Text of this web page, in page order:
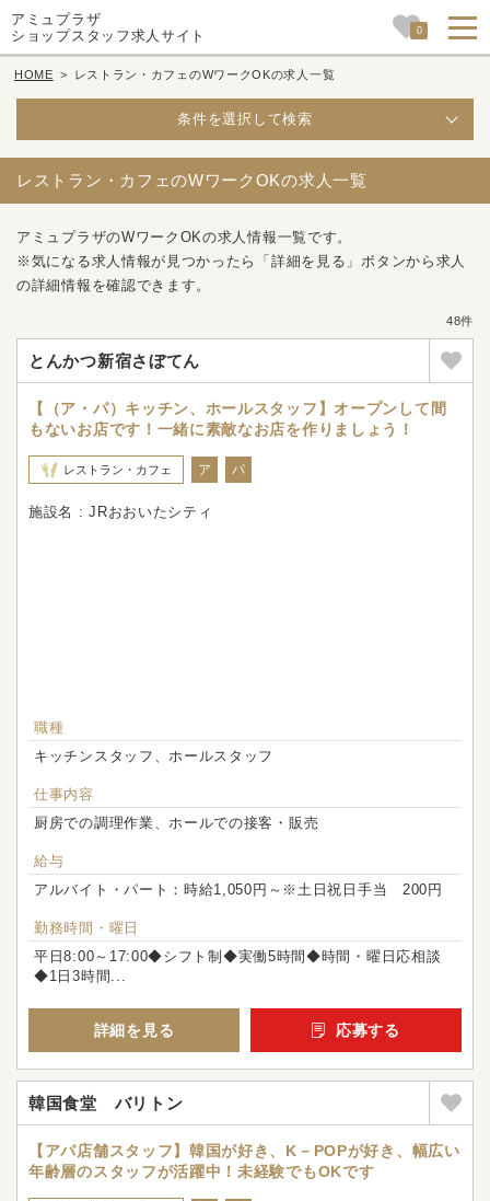
アミュプラザ
ショップスタッフ求人サイト
0
HOME > レストラン・カフェのWワークOKの求人一覧
条件を選択して検索
レストラン・カフェのWワークOKの求人一覧
アミュプラザのWワークOKの求人情報一覧です。
※気になる求人情報が見つかったら「詳細を見る」ボタンから求人
の詳細情報を確認できます。
48件
とんかつ新宿さぼてん
【（ア・パ）キッチン、ホールスタッフ】オープンして間
もないお店です！一緒に素敵なお店を作りましょう！
レストラン・カフェ ア パ
施設名 : JRおおいたシティ
職種
キッチンスタッフ、ホールスタッフ
仕事内容
厨房での調理作業、ホールでの接客・販売
給与
アルバイト・パート：時給1,050円～※土日祝日手当 200円
勤務時間・曜日
平日8:00～17:00◆シフト制◆実働5時間◆時間・曜日応相談
◆1日3時間...
詳細を見る 応募する
韓国食堂 バリトン
【アパ店舗スタッフ】韓国が好き、K－POPが好き、幅広い
年齢層のスタッフが活躍中！未経験でもOKです